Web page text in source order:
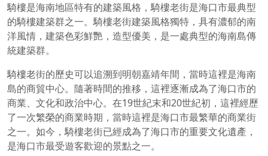
騎樓是海南地區特有的建築風格，騎樓老街是海口市最典型
的騎樓建築群之一。騎樓老街建築風格獨特，具有濃郁的南
洋風情，建築色彩鮮艷，造型優美，是一處典型的海南島傳
統建築群。
騎樓老街的歷史可以追溯到明朝嘉靖年間，當時這裡是海南
島的商貿中心。隨著時間的推移，這裡逐漸成為了海口市的
商業、文化和政治中心。在19世紀末和20世紀初，這裡經歷
了一次繁榮的商業時期，當時這裡是海口市最繁華的商業街
之一。如今，騎樓老街已經成為了海口市的重要文化遺產，
是海口市最受遊客歡迎的景點之一。